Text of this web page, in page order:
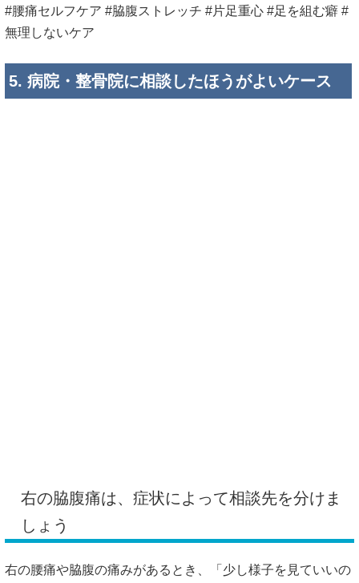
#腰痛セルフケア #脇腹ストレッチ #片足重心 #足を組む癖 #
無理しないケア
5. 病院・整骨院に相談したほうがよいケース
右の脇腹痛は、症状によって相談先を分けま
しょう
右の腰痛や脇腹の痛みがあるとき、「少し様子を見ていいの